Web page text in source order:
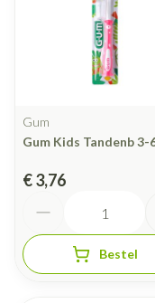
Gum
Gum Kids Tandenb 3-
€ 3,76
Bestel